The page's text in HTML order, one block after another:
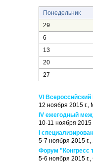
Понедельник
29
6
13
20
27
VI Всероссийский
12 ноября 2015 г.,
IV ежегодный
10-11 ноября 2015
I
5-7 ноября 2015 г.,
Форум "Конгресс
5-6 ноября 2015